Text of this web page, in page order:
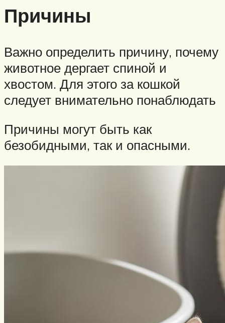
Причины
Важно определить причину, почему
животное дергает спиной и
хвостом. Для этого за кошкой
следует внимательно понаблюдать
Причины могут быть как
безобидными, так и опасными.